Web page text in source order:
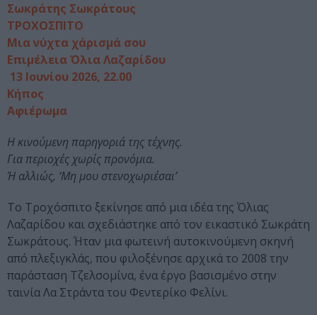
Σωκράτης Σωκράτους
ΤΡΟΧΟΣΠΙΤΟ
Μια νύχτα χάρισµά σου
Επιμέλεια Όλια Λαζαρίδου
13 Ιουνίου 2026, 22.00
Κήπος
Αφιέρωμα
Η κινούμενη παρηγοριά της τέχνης.
Για περιοχές χωρίς προνόμια.
Ή αλλιώς, ‘Μη μου στενοχωριέσαι’
Το Τροχόσπιτο ξεκίνησε από μια ιδέα της Όλιας
Λαζαρίδου και σχεδιάστηκε από τον εικαστικό Σωκράτη
Σωκράτους. Ήταν μια φωτεινή αυτοκινούμενη σκηνή
από πλεξιγκλάς, που φιλοξένησε αρχικά το 2008 την
παράσταση Τζελσομίνα, ένα έργο βασισμένο στην
ταινία Λα Στράντα του Φεντερίκο Φελίνι.